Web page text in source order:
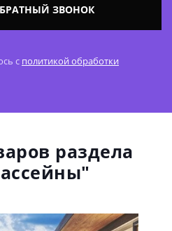
ЗВОНОК
с политикой обработки
раздела